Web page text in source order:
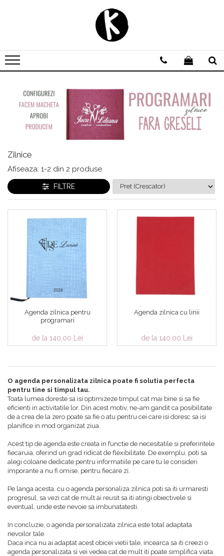
Zilnice
Saptamanale
Domeniu Beauty
Domeniul Medical
Scoala de soferi | Instructor Auto
Zilnice
Afiseaza: 1-2 din 2 produse
FILTRE
Agenda zilnica pentru
programari
de la 140,00 Lei
Agenda zilnica cu linii
de la 140,00 Lei
O agenda personalizata zilnica poate fi solutia perfecta
pentru tine si timpul tau.
Toata lumea doreste sa isi optimizeze timpul cat mai bine si sa fie
eficienti in activitatile lor. Din acest motiv, ne-am gandit ca posibilitate
de a crea de la zero poate sa fie o atu pentru cei care isi doresc sa isi
planifice in mod organizat ziua.
Acest tip de agenda este creata in functie de necesitatile si preferintele
fiecaruia, oferind un grad ridicat de flexibilitate. De exemplu, poti sa
alegi coloane dedicate pentru informatiile pe care tu le consideri
imporante a nu fi omise, pentru fiecare zi.
Pe langa acesta, cu o agenda personaliza zilnica poti sa iti urmaresti
progresul, sa vezi cat de mult ai reusit sa iti atingi obiectivele si
eventual, unde este nevoie sa imbunatatesti.
In concluzie, o agenda personalizata zilnica este total adaptata
nevoilor tale.
Daca inca nu ai adaptat acest obicei vietii tale, incearca sa iti creezi o
agenda personalizata si vei vedea cat de mult iti poate simplifica viata.